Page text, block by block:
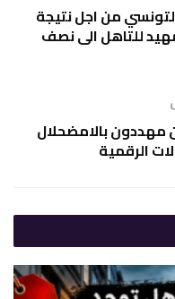
من اجل نتيجة
للتاهل الى نصف
مهددون بالامضحلال
الرقمية